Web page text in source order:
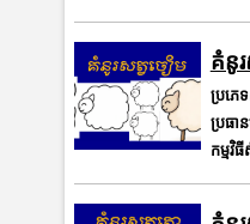
គំនូ
ប្រភេ
ប្រធា
កម្មវិ